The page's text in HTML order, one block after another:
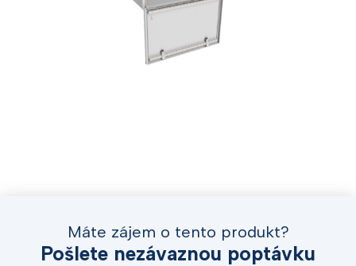
Máte zájem o tento produkt?
Pošlete nezávaznou poptávku